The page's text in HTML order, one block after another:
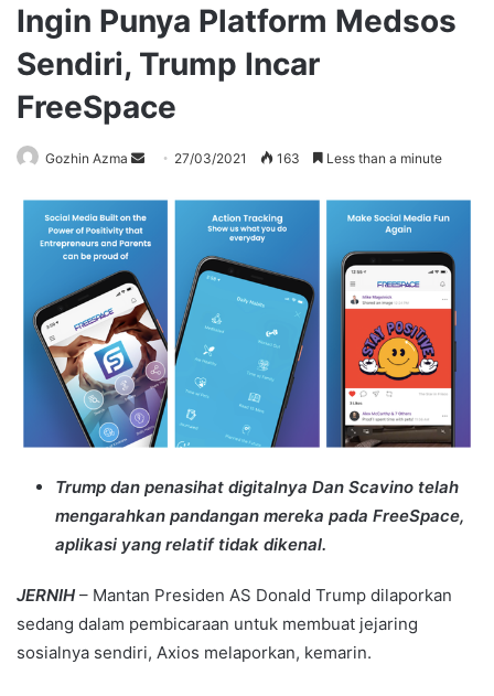
Ingin Punya Platform Medsos
Sendiri, Trump Incar
FreeSpace
Gozhin Azma
Send 27/03/2021 163 Less than a minute
Trump dan penasihat digitalnya Dan Scavino telah
mengarahkan pandangan mereka pada FreeSpace,
aplikasi yang relatif tidak dikenal.
JERNIH – Mantan Presiden AS Donald Trump dilaporkan
sedang dalam pembicaraan untuk membuat jejaring
sosialnya sendiri, Axios melaporkan, kemarin.